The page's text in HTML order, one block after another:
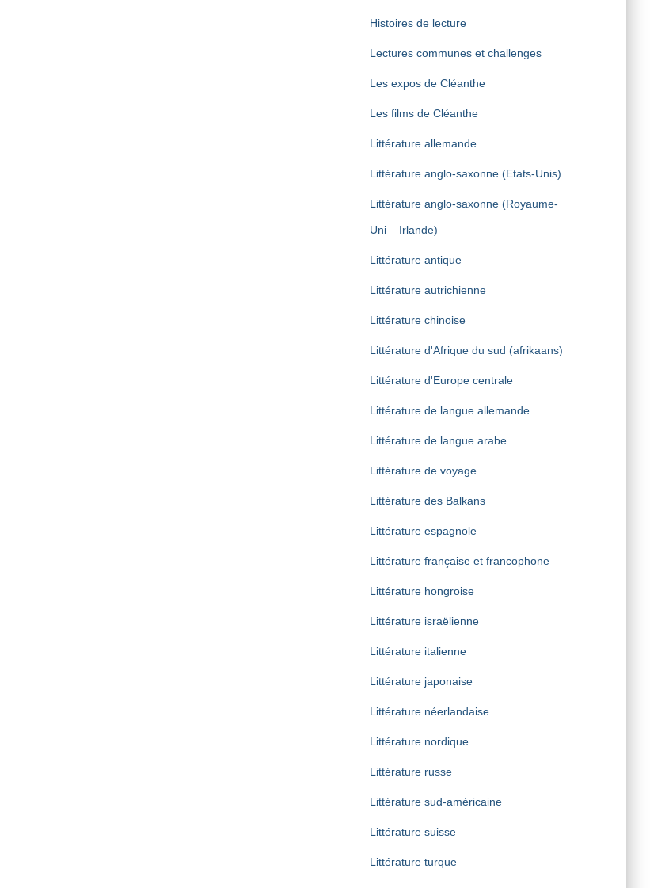
Histoires de lecture
Lectures communes et challenges
Les expos de Cléanthe
Les films de Cléanthe
Littérature allemande
Littérature anglo-saxonne (Etats-Unis)
Littérature anglo-saxonne (Royaume-
Uni – Irlande)
Littérature antique
Littérature autrichienne
Littérature chinoise
Littérature d'Afrique du sud (afrikaans)
Littérature d'Europe centrale
Littérature de langue allemande
Littérature de langue arabe
Littérature de voyage
Littérature des Balkans
Littérature espagnole
Littérature française et francophone
Littérature hongroise
Littérature israëlienne
Littérature italienne
Littérature japonaise
Littérature néerlandaise
Littérature nordique
Littérature russe
Littérature sud-américaine
Littérature suisse
Littérature turque